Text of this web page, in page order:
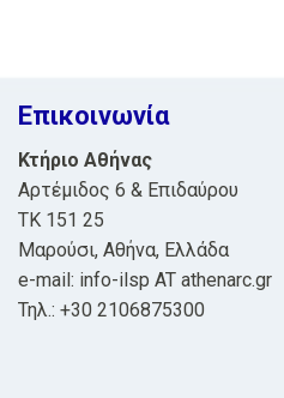
Επικοινωνία
Κτήριο Αθήνας
Αρτέμιδος 6 & Επιδαύρου
ΤΚ 151 25
Μαρούσι, Αθήνα, Ελλάδα
e-mail: info-ilsp AT athenarc.gr
Τηλ.: +30 2106875300